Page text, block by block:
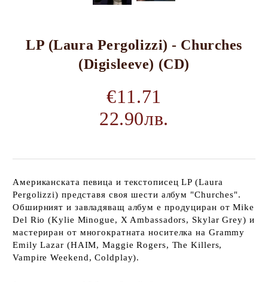
LP (Laura Pergolizzi) - Churches
(Digisleeve) (CD)
€11.71
22.90лв.
Американската певица и текстописец LP (Laura
Pergolizzi) представя своя шести албум "Churches".
Обширният и завладяващ албум е продуциран от Mike
Del Rio (Kylie Minogue, X Ambassadors, Skylar Grey) и
мастериран от многократната носителка на Grammy
Emily Lazar (HAIM, Maggie Rogers, The Killers,
Vampire Weekend, Coldplay).